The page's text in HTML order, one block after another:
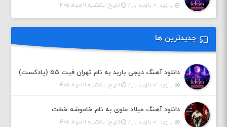
بازدید : ۰ بازدید بار /
تاریخ : یکشنبه ۱۱ مرداد ۱۴۰۵
جدیدترین ها
دانلود آهنگ دیجی باربد به نام تهران فیت ۵۵ (پادکست)
بازدید : ۰ بازدید بار / تاریخ : یکشنبه ۱۱ مرداد ۱۴۰۵
دانلود آهنگ میلاد علوی به نام خاموشه خطت
بازدید : ۰ بازدید بار / تاریخ : یکشنبه ۱۱ مرداد ۱۴۰۵